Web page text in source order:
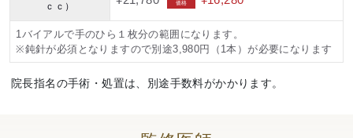
ｃｃ） 価格
1バイアルで手のひら１枚分の範囲になります。
※鈍針が必須となりますので別途3,980円（1本）が必要になります
院長指名の手術・処置は、別途手数料がかかります。